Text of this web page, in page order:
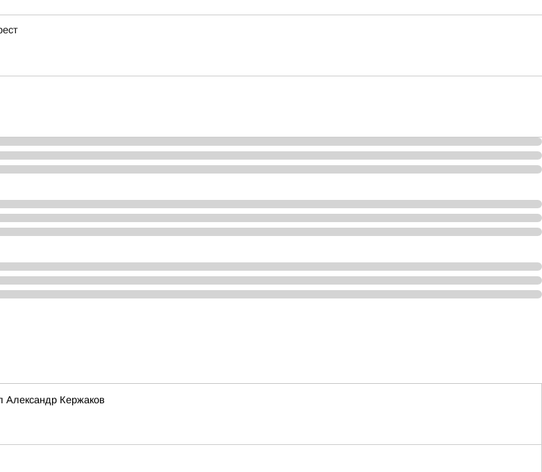
Александр Кержаков